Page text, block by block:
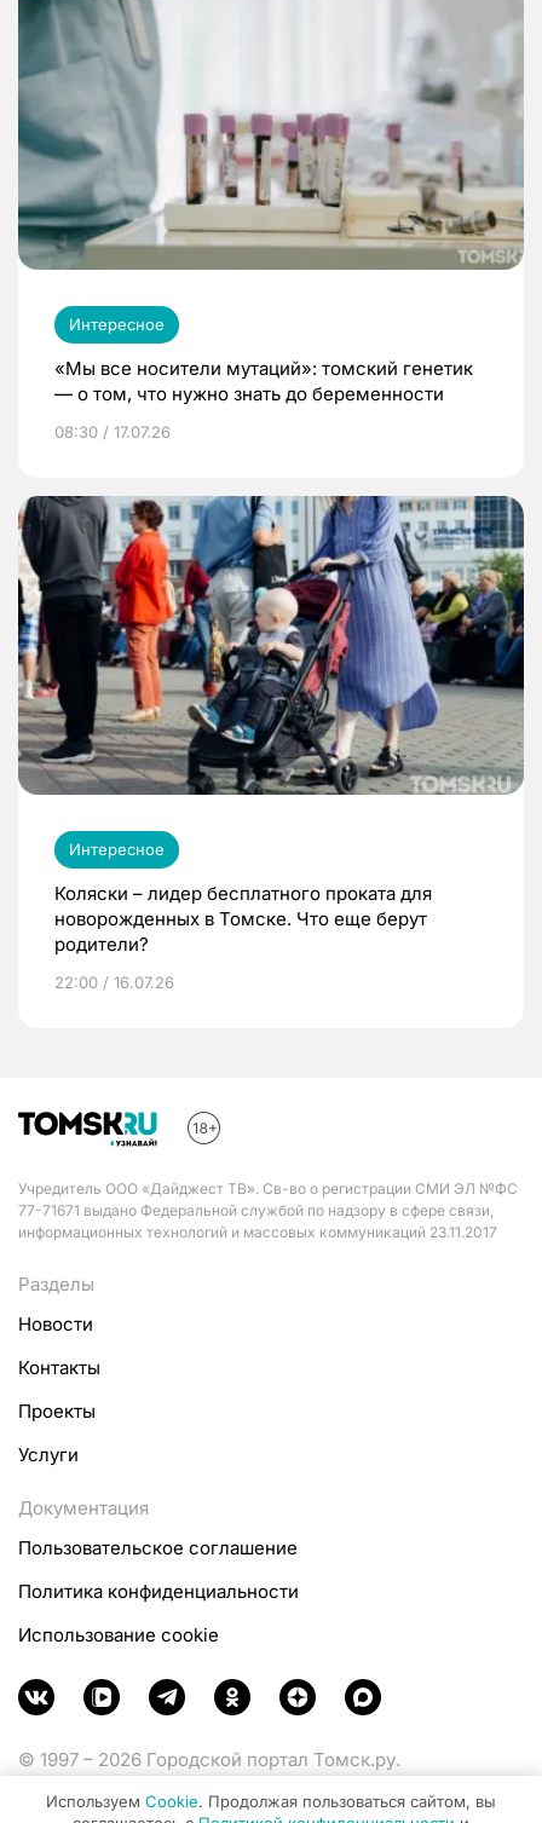
Интересное
«Мы все носители мутаций»: томский генетик
— о том, что нужно знать до беременности
08:30 / 17.07.26
Интересное
Коляски – лидер бесплатного проката для
новорожденных в Томске. Что еще берут
родители?
22:00 / 16.07.26
Учредитель ООО «Дайджест ТВ». Св-во о регистрации СМИ ЭЛ №ФС
77-71671 выдано Федеральной службой по надзору в сфере связи,
информационных технологий и массовых коммуникаций 23.11.2017
Разделы
Новости
Контакты
Проекты
Услуги
Документация
Пользовательское соглашение
Политика конфиденциальности
Использование cookie
© 1997 – 2026 Городской портал Томск.ру.
Министерства цифрового развития, связи и массовых
Используем Cookie. Продолжая пользоваться сайтом, вы